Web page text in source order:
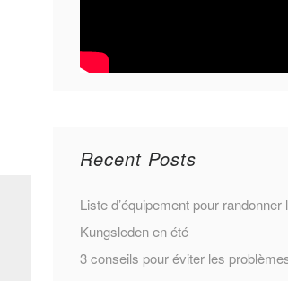
Recent Posts
Liste d’équipement pour randonner
Kungsleden en été
3 conseils pour éviter les